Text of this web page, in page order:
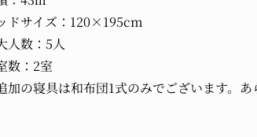
ドサイズ：120×195cm
人数：5人
数：2室
加の寝具は和布団1式のみでございます。あ